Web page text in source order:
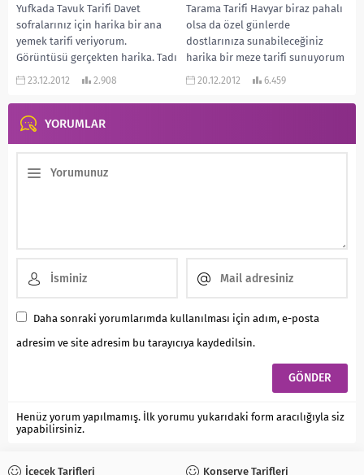
Yufkada Tavuk Tarifi Davet
sofralarınız için harika bir ana
yemek tarifi veriyorum.
Görüntüsü gerçekten harika. Tadı
ise enfes. Tavuk ve...
23.12.2012 2.908
Tarama Tarifi Havyar biraz pahalı
olsa da özel günlerde
dostlarınıza sunabileceğiniz
harika bir meze tarifi sunuyorum
sizlere. Hemen hemen her...
20.12.2012 6.459
YORUMLAR
Daha sonraki yorumlarımda kullanılması için adım, e-posta
adresim ve site adresim bu tarayıcıya kaydedilsin.
Henüz yorum yapılmamış. İlk yorumu yukarıdaki form aracılığıyla siz
yapabilirsiniz.
İçecek Tarifleri Konserve Tarifleri